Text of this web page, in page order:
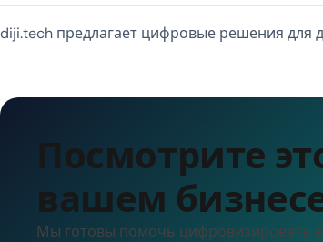
diji.tech предлагает цифровые решения для
Посмотрите
вашем
Мы готовы помочь цифровизировать